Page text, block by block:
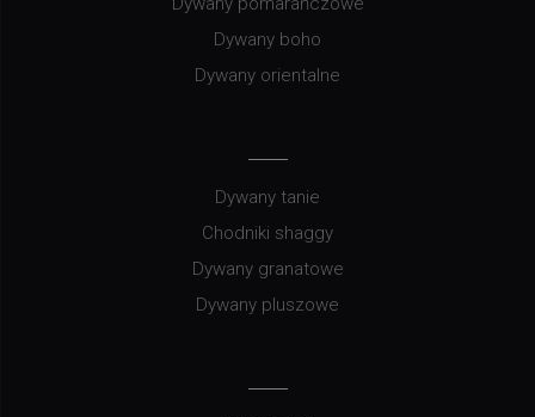
Dywany boho
Dywany orientalne
Dywany tanie
Chodniki shaggy
Dywany granatowe
Dywany pluszowe